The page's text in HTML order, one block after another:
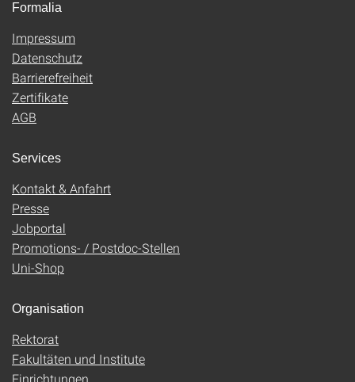
Formalia
Impressum
Datenschutz
Barrierefreiheit
Zertifikate
AGB
Services
Kontakt & Anfahrt
Presse
Jobportal
Promotions- / Postdoc-Stellen
Uni-Shop
Organisation
Rektorat
Fakultäten und Institute
Einrichtungen